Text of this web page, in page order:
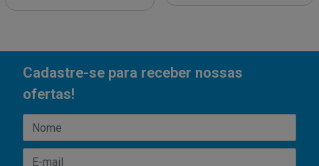
Cadastre-se para receber nossas
ofertas!